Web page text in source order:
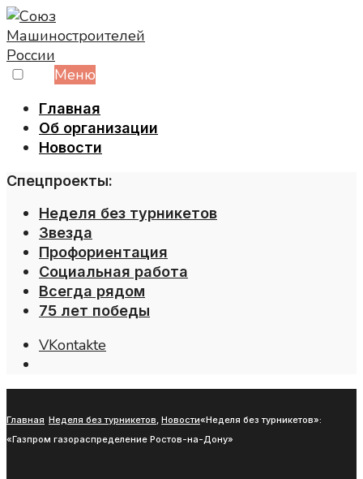
Skip
to
content
Меню
Главная
Об организации
Новости
Спецпроекты:
Неделя без турникетов
Звезда
Профориентация
Социальная работа
Всегда рядом
75 лет победы
VKontakte
Главная Неделя без турникетов, Новости«Неделя без турникетов»:
«Газпром газораспределение Ростов-на-Дону»